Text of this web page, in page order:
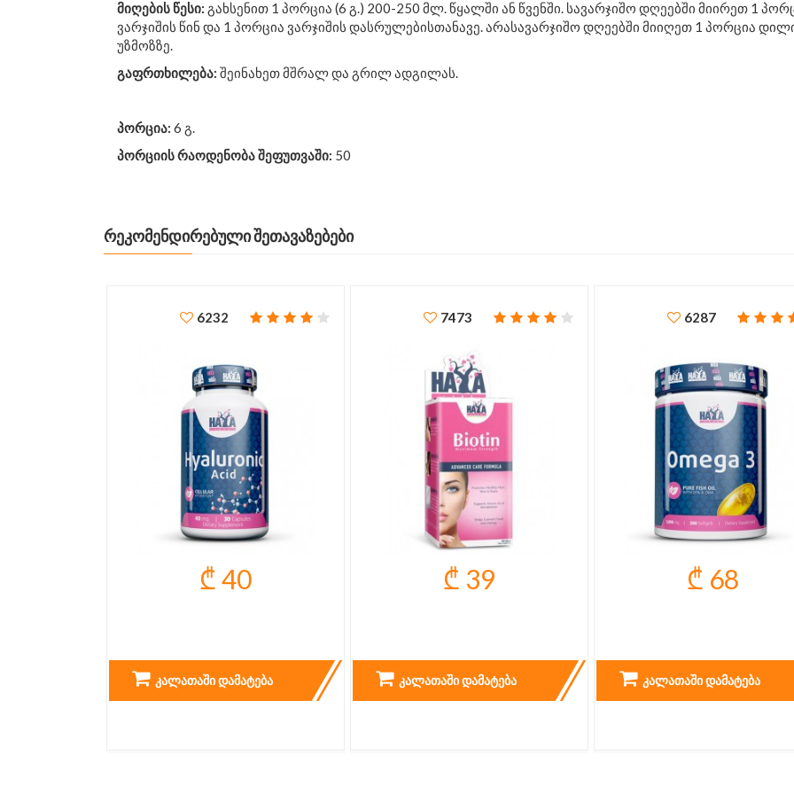
მიღების წესი: გახსენით 1 პორცია (6 გ.) 200-250 მლ. წყალში ან წვენში. სავარჯიშო დღეებში მიირეთ 1
ვარჯიშის წინ და 1 პორცია ვარჯიშის დასრულებისთანავე. არასავარჯიშო დღეებში მიიღეთ 1 პორცია
უზმოზზე.
გაფრთხილება: შეინახეთ მშრალ და გრილ ადგილას.
პორცია: 6 გ.
პორციის რაოდენობა შეფუთვაში: 50
ᲠᲔᲙᲝᲛᲔᲜᲓᲘᲠᲔᲑᲣᲚᲘ ᲨᲔᲗᲐᲕᲐᲖᲔᲑᲔᲑᲘ
6232
₾ 40
ᲙᲐᲚᲐᲗᲐᲨᲘ ᲓᲐᲛᲐᲢᲔᲑᲐ
7473
₾ 39
ᲙᲐᲚᲐᲗᲐᲨᲘ ᲓᲐᲛᲐᲢᲔᲑᲐ
6287
₾ 68
ᲙᲐᲚᲐᲗᲐᲨᲘ ᲓᲐᲛᲐᲢᲔᲑᲐ